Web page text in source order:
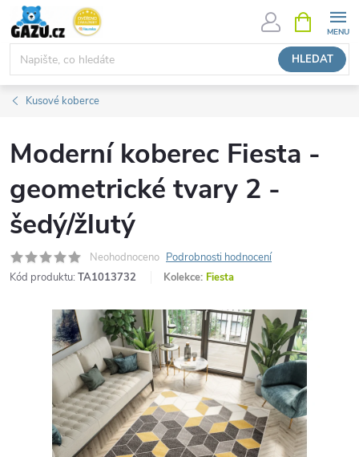
Přejít
obsah
HLEDAT
NÁKUPNÍ
KOŠÍK
Kusové koberce
Moderní koberec Fiesta -
geometrické tvary 2 -
šedý/žlutý
Neohodnoceno Podrobnosti hodnocení
Kód produktu: TA1013732 Kolekce: Fiesta